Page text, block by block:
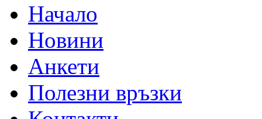
Начало
Новини
Анкети
Полезни връзки